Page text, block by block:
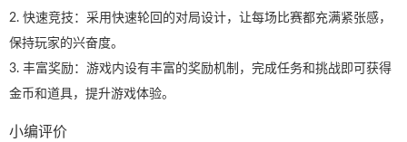
2. 快速竞技：采用快速轮回的对局设计，让每场比赛都充满紧张感，
保持玩家的兴奋度。
3. 丰富奖励：游戏内设有丰富的奖励机制，完成任务和挑战即可获得
金币和道具，提升游戏体验。
小编评价